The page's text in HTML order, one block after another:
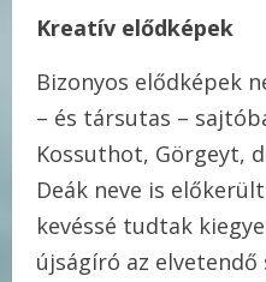
Kreatív elődképek
Bizonyos elődképek
– és társutas –
Kossuthot, Görgeyt,
Deák neve is
kevéssé tudtak
újságíró az